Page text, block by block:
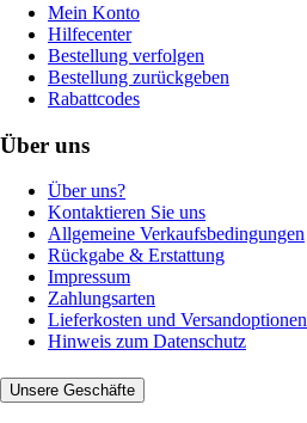
Mein Konto
Hilfecenter
Bestellung verfolgen
Bestellung zurückgeben
Rabattcodes
Über uns
Über uns?
Kontaktieren Sie uns
Allgemeine Verkaufsbedingungen
Rückgabe & Erstattung
Impressum
Zahlungsarten
Lieferkosten und Versandoptionen
Hinweis zum Datenschutz
Unsere Geschäfte